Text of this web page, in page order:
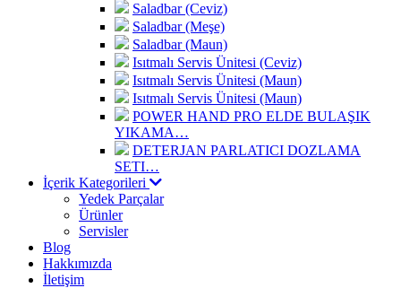
Saladbar (Ceviz)
Saladbar (Meşe)
Saladbar (Maun)
Isıtmalı Servis Ünitesi (Ceviz)
Isıtmalı Servis Ünitesi (Maun)
Isıtmalı Servis Ünitesi (Maun)
POWER HAND PRO ELDE BULAŞIK
YIKAMA…
DETERJAN PARLATICI DOZLAMA
SETI…
İçerik Kategorileri
Yedek Parçalar
Ürünler
Servisler
Blog
Hakkımızda
İletişim